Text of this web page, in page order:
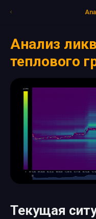
Анализ
теплового
Текущая